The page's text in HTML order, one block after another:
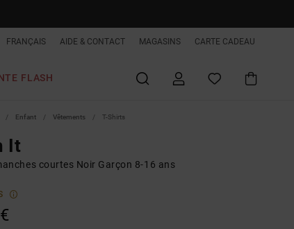
FRANÇAIS AIDE & CONTACT MAGASINS CARTE CADEAU
FLASH
Enfant Vêtements T-Shirts
It
courtes Noir Garçon 8-16 ans